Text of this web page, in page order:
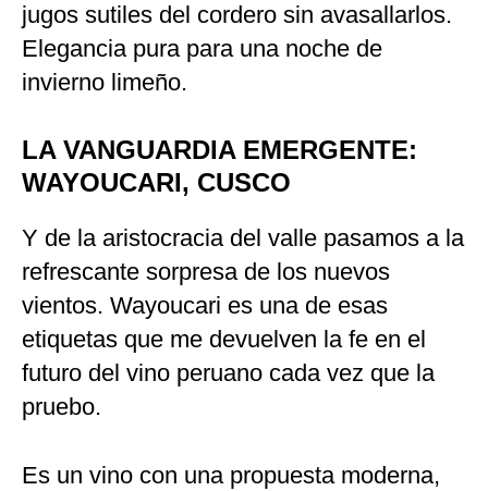
jugos sutiles del cordero sin avasallarlos.
Elegancia pura para una noche de
invierno limeño.
LA VANGUARDIA EMERGENTE:
WAYOUCARI, CUSCO
Y de la aristocracia del valle pasamos a la
refrescante sorpresa de los nuevos
vientos. Wayoucari es una de esas
etiquetas que me devuelven la fe en el
futuro del vino peruano cada vez que la
pruebo.
Es un vino con una propuesta moderna,